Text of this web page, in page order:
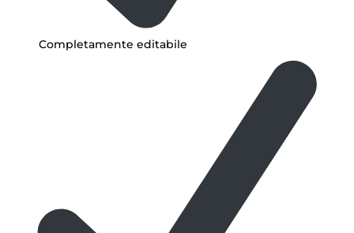
Completamente editabile